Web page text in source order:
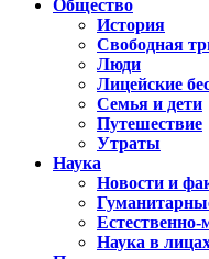
Общество
История
Свободная
Люди
Лицейские
Семья и дети
Путешествие
Утраты
Наука
Новости и
Естественно-
Наука в